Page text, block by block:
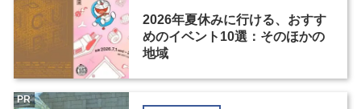
2026年夏休みに行ける、おすす
めのイベント10選：そのほかの
地域
PR